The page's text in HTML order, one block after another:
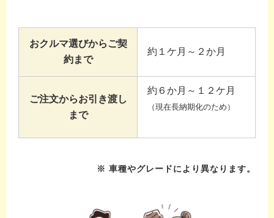
おクルマ選びからご契
約まで
約１ケ月～２か月
ご注文からお引き渡し
まで
約６か月～１２ケ月
（現在長納期化のため）
※ 車種やグレードにより異なります。